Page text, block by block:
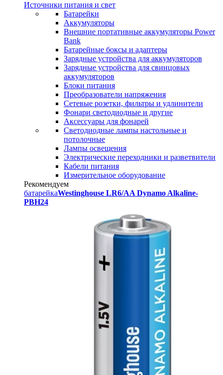
Источники питания и свет
Батарейки
Аккумуляторы
Внешние портативные аккумуляторы Power
Bank
Батарейные боксы и адаптеры
Зарядные устройства для аккумуляторов
Зарядные устройства для свинцовых
аккумуляторов
Блоки питания
Преобразователи напряжения
Сетевые розетки, фильтры и удлинители
Фонари светодиодные и другие
Аксессуары для фонарей
Светодиодные лампы настольные и
потолочные
Лампы освещения
Электрические переходники и разветвители
Кабели питания
Измерительное оборудование
Рекомендуем
батарейкаWestinghouse LR6/AA Dynamo Alkaline-
PBH24